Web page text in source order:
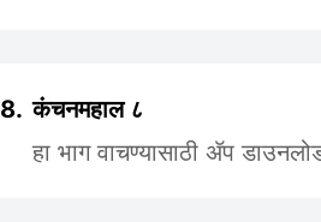
8. कंचनमहाल ८
हा भाग वाचण्यासाठी ॲप